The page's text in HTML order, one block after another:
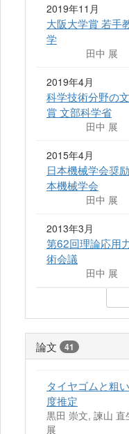
2019年11月
大阪大学賞 若手
学
田中 展
2019年4月
科学技術分野の
賞 文部科学省
田中 展
2015年4月
日本機械学会奨
本機械学会
田中 展
2013年3月
第62回理論応用
術会議
田中 展
論文 41
タイヤゴムと粗
度推定
黒田 崇文, 諫山
展